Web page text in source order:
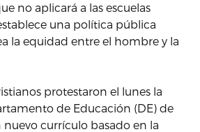
no aplicará a las escuelas
una política pública
la equidad entre el hombre y la
protestaron el lunes la
de Educación (DE) de
currículo basado en la